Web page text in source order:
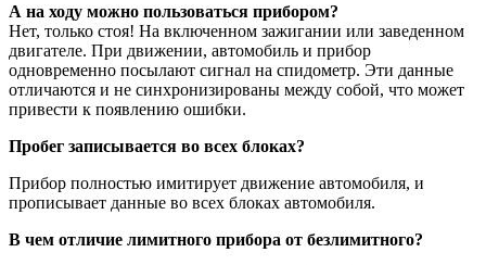
А на ходу можно пользоваться прибором?
Нет, только стоя! На включенном зажигании или заведенном
двигателе. При движении, автомобиль и прибор
одновременно посылают сигнал на спидометр. Эти данные
отличаются и не синхронизированы между собой, что может
привести к появлению ошибки.
Пробег записывается во всех блоках?
Прибор полностью имитирует движение автомобиля, и
прописывает данные во всех блоках автомобиля.
В чем отличие лимитного прибора от безлимитного?